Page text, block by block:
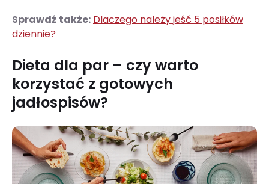
Sprawdź także: Dlaczego należy jeść 5 posiłków
dziennie?
Dieta dla par – czy warto
korzystać z gotowych
jadłospisów?